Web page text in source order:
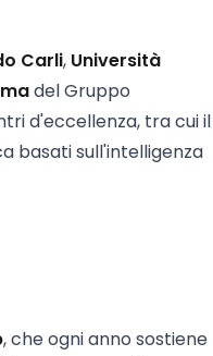
Carli, Università
del Gruppo
d'eccellenza, tra cui il
basati sull'intelligenza
, che ogni anno sostiene